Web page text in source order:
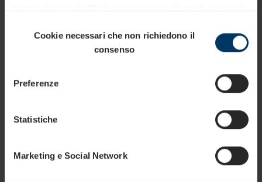
accetterai solo l’uso di cookie tecnici e non altre
tecnologie. Per maggiori informazioni sulle attività di
nostra
Cookie necessari che non richiedono il
consenso
Preferenze
Statistiche
Marketing e Social Network
Una pratica guida con l’analisi multi-dimensionale delle
Generali e Segreteria